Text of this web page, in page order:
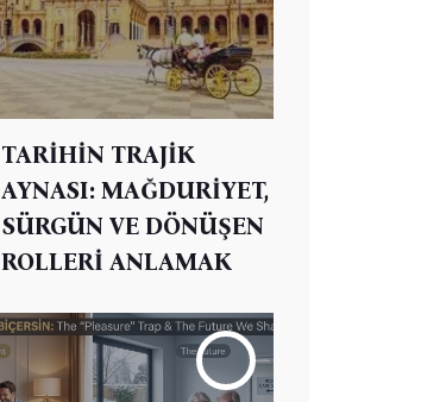
TARİHİN TRAJİK
AYNASI: MAĞDURİYET,
SÜRGÜN VE DÖNÜŞEN
ROLLERİ ANLAMAK